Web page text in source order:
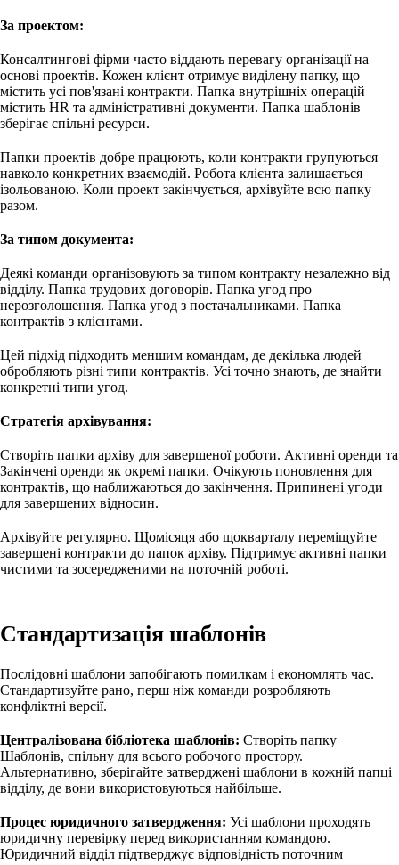
За проектом:
Консалтингові фірми часто віддають перевагу організації на
основі проектів. Кожен клієнт отримує виділену папку, що
містить усі пов'язані контракти. Папка внутрішніх операцій
містить HR та адміністративні документи. Папка шаблонів
зберігає спільні ресурси.
Папки проектів добре працюють, коли контракти групуються
навколо конкретних взаємодій. Робота клієнта залишається
ізольованою. Коли проект закінчується, архівуйте всю папку
разом.
За типом документа:
Деякі команди організовують за типом контракту незалежно від
відділу. Папка трудових договорів. Папка угод про
нерозголошення. Папка угод з постачальниками. Папка
контрактів з клієнтами.
Цей підхід підходить меншим командам, де декілька людей
обробляють різні типи контрактів. Усі точно знають, де знайти
конкретні типи угод.
Стратегія архівування:
Створіть папки архіву для завершеної роботи. Активні оренди та
Закінчені оренди як окремі папки. Очікують поновлення для
контрактів, що наближаються до закінчення. Припинені угоди
для завершених відносин.
Архівуйте регулярно. Щомісяця або щокварталу переміщуйте
завершені контракти до папок архіву. Підтримує активні папки
чистими та зосередженими на поточній роботі.
Стандартизація шаблонів
Послідовні шаблони запобігають помилкам і економлять час.
Стандартизуйте рано, перш ніж команди розробляють
конфліктні версії.
Централізована бібліотека шаблонів: Створіть папку
Шаблонів, спільну для всього робочого простору.
Альтернативно, зберігайте затверджені шаблони в кожній папці
відділу, де вони використовуються найбільше.
Процес юридичного затвердження: Усі шаблони проходять
юридичну перевірку перед використанням командою.
Юридичний відділ підтверджує відповідність поточним